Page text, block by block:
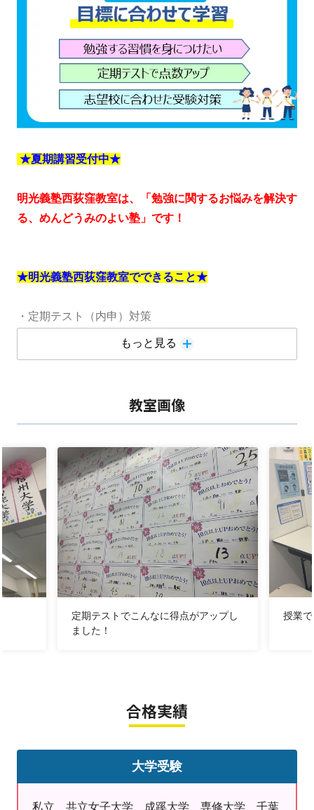
★夏期講習受付中★
明光義塾西荻窪教室は、「勉強に関するお悩みを解決す
る、めんどうみのよい塾」です！
★明光義塾西荻窪教室でできること★
・定期テスト（内申）対策
荻窪中、神明中、西宮中を中心に対応。私立生にも対
・現状のお子さまの学力に合わせた授業
・受験に関するご相談
・お子さまの勉強や生活に関するご相談
・授業以外の時でも自習可能
→夏期講習について、詳しくはこちらをクリック←
★夏期特別休講日のお知らせ★
2026年8月9日（日）～2026年8月16日（日）、2026年
★西荻窪教室のご紹介★
この度は、西荻窪教室のページをご覧いただきまして、
ありがとうございます。
地域密着型の個別指導塾として、お子さまの学習意欲が
もっと見る
教室画像
定期テストでこんなに得点がアップし
ました！
授業
合格実績
大学受験
私立 共立女子大学、成蹊大学、専修大学、千葉